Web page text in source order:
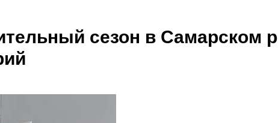
сезон в Самарском